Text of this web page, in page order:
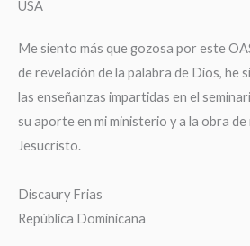
USA
Me siento más que gozosa por este
de revelación de la palabra de Dios, he
las enseñanzas impartidas en el
su aporte en mi ministerio y a la obra
Jesucristo.
Discaury Frias
República Dominicana